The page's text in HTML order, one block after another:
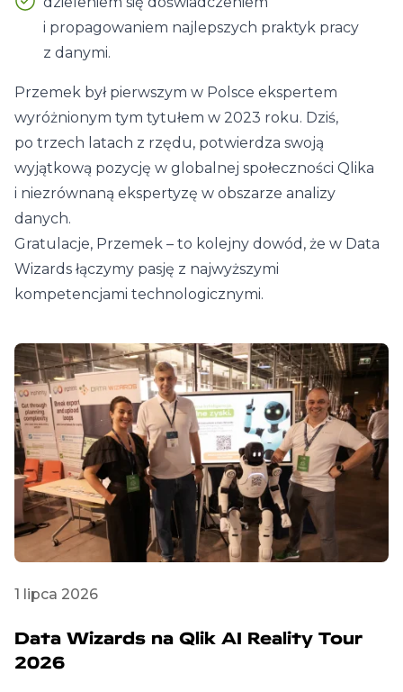
i propagowaniem najlepszych praktyk pracy
z danymi.
Przemek był pierwszym w Polsce ekspertem
wyróżnionym tym tytułem w 2023 roku. Dziś,
po trzech latach z rzędu, potwierdza swoją
wyjątkową pozycję w globalnej społeczności Qlika
i niezrównaną ekspertyzę w obszarze analizy
danych.
Gratulacje, Przemek – to kolejny dowód, że w Data
Wizards łączymy pasję z najwyższymi
kompetencjami technologicznymi.
1 lipca 2026
Data Wizards na Qlik AI Reality Tour
2026